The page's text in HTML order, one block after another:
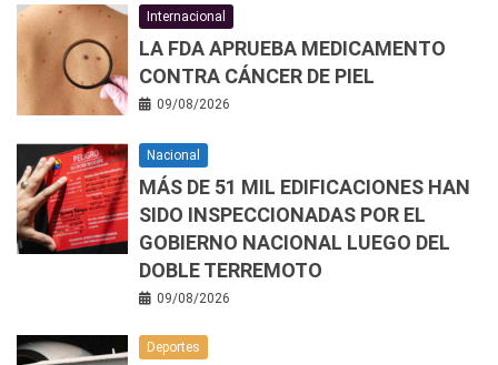
Internacional
LA FDA APRUEBA MEDICAMENTO
CONTRA CÁNCER DE PIEL
09/08/2026
Nacional
MÁS DE 51 MIL EDIFICACIONES HAN
SIDO INSPECCIONADAS POR EL
GOBIERNO NACIONAL LUEGO DEL
DOBLE TERREMOTO
09/08/2026
Deportes